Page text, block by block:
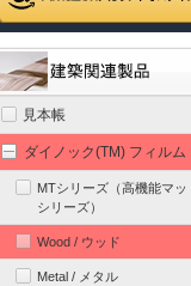
見本帳
ダイノック(TM) フィルム
MTシリーズ（高機能マッ
シリーズ）
Wood / ウッド
Metal / メタル